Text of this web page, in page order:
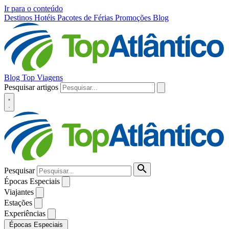
Ir para o conteúdo
Destinos Hotéis Pacotes de Férias Promoções Blog
Blog Top Viagens
Pesquisar artigos
Pesquisar
Épocas Especiais
Viajantes
Estações
Experiências
Épocas Especiais